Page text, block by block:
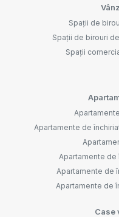
Spații de
Spații de birouri
Spații
Apartamente de
Apartamente de
Apartamente de
Apartamente de
Case